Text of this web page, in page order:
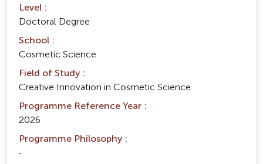
Level :
Doctoral Degree
School :
Cosmetic Science
Field of Study :
Creative Innovation in Cosmetic Science
Programme Reference Year :
2026
Programme Philosophy :
-